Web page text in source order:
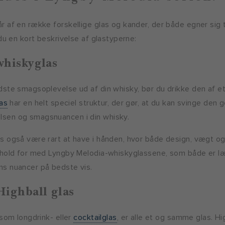
af en række forskellige glas og kander, der både egner
en kort beskrivelse af glastyperne:
smagsoplevelse ud af din whisky, bør du drikke den af
har en helt speciel struktur, der gør, at du kan svinge den
og smagsnuancen i din whisky.
også være rart at have i hånden, hvor både design, vægt
for med Lyngby Melodia-whiskyglassene, som både er
nuancer på bedste vis.
glas
longdrink- eller cocktailglas, er alle et og samme glas.